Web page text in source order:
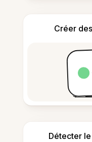
Créer
Détecter